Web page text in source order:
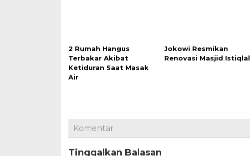
2 Rumah Hangus
Terbakar Akibat
Ketiduran Saat Masak
Air
Jokowi Resmikan
Renovasi Masjid Istiqlal
Komentar
Tinggalkan Balasan